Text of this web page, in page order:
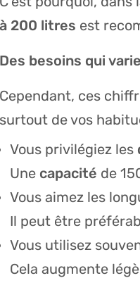
à 200 litres est
Des besoins qui
Cependant, ces
surtout de vos
Vous privilégiez les
Une capacité de
Vous aimez les
Il peut être
Vous utilisez
Cela augmente